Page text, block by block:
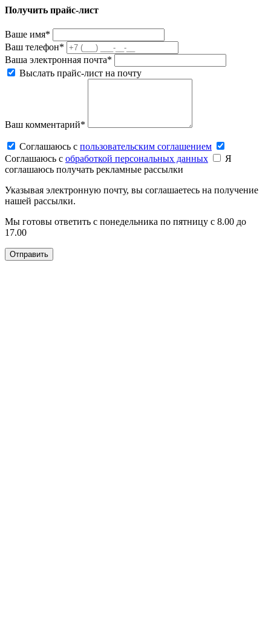
Получить прайс-лист
Ваше имя*
Ваш телефон*
Ваша электронная почта*
Выслать прайс-лист на почту
Ваш комментарий*
Соглашаюсь c пользовательским соглашением
Соглашаюсь c обработкой персональных данных
Я
соглашаюсь получать рекламные рассылки
Указывая электронную почту, вы соглашаетесь на получение
нашей рассылки.
Мы готовы ответить с понедельника по пятницу с 8.00 до
17.00